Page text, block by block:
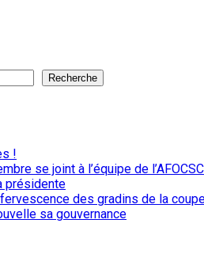
Recherche
!
se joint à l’équipe de l’AFOCSC
présidente
des gradins de la
sa gouvernance